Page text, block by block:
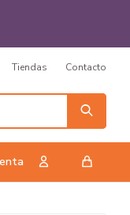
Tiendas Contacto